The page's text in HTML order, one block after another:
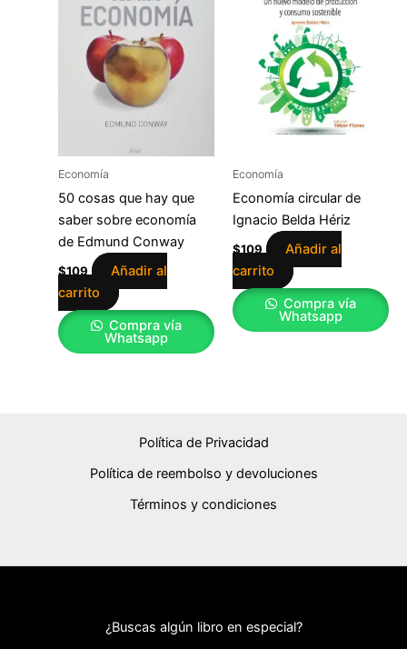
Economía
50 cosas que hay que
saber sobre economía
de Edmund Conway
$109
Añadir al
carrito
Compra vía
Whatsapp
Economía
Economía circular de
Ignacio Belda Hériz
$109
Añadir al
carrito
Compra vía
Whatsapp
Política de Privacidad
Política de reembolso y devoluciones
Términos y condiciones
¿Buscas algún libro en especial?